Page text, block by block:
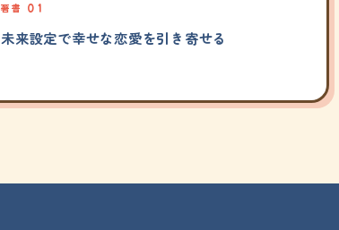
著書 01
未来設定で幸せな恋愛を引き寄せる